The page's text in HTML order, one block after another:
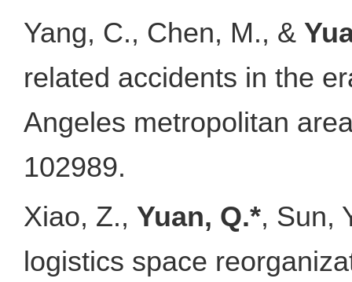
Yang, C., Chen, M., &
related accidents in the
Angeles metropolitan
102989.
Xiao, Z., Yuan, Q.*, Sun,
logistics space